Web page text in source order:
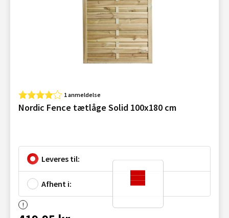
1 anmeldelse
Nordic Fence tætlåge Solid 100x180 cm
Leveres til:
Afhent i: